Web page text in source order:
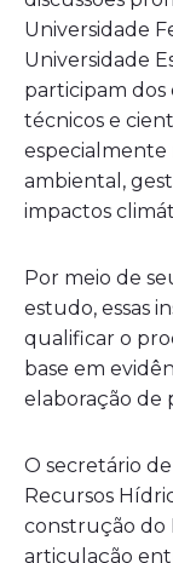
Universidade
Universidade
participam
técnicos e
especialmente
ambiental,
impactos
Por meio de
estudo, essas
qualificar o
base em
elaboração de
O secretário
Recursos
construção do
articulação